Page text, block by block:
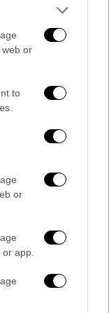
web or
to
or
app.
Ο Ντίζελ
στην
και
να
ηρωίνης το
γρήγορα
που και
της
αυτή
στο κίνημα